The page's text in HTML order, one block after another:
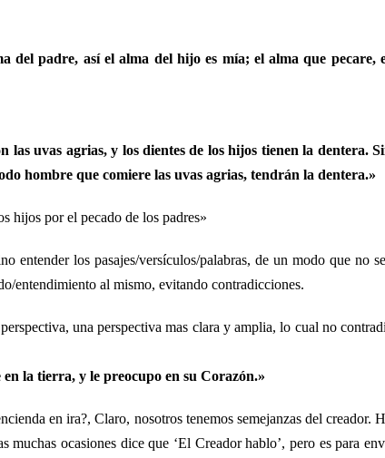
del padre, así el alma del hijo es mía; el alma que pecare,
uvas agrias, y los dientes de los hijos tienen la dentera.
hombre que comiere las uvas agrias, tendrán la dentera.»
hijos por el pecado de los padres»
entender los pasajes/versículos/palabras, de un modo que no
entendimiento al mismo, evitando contradicciones.
una perspectiva mas clara y amplia, lo cual no
la tierra, y le preocupo en su Corazón.»
en ira?, Claro, nosotros tenemos semejanzas del creador.
muchas ocasiones dice que ‘El Creador hablo’, pero es para